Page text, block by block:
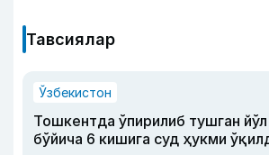
Тавсиялар
Ўзбекистон
Тошкентда ўпирилиб тушган
бўйича 6 кишига суд ҳукми